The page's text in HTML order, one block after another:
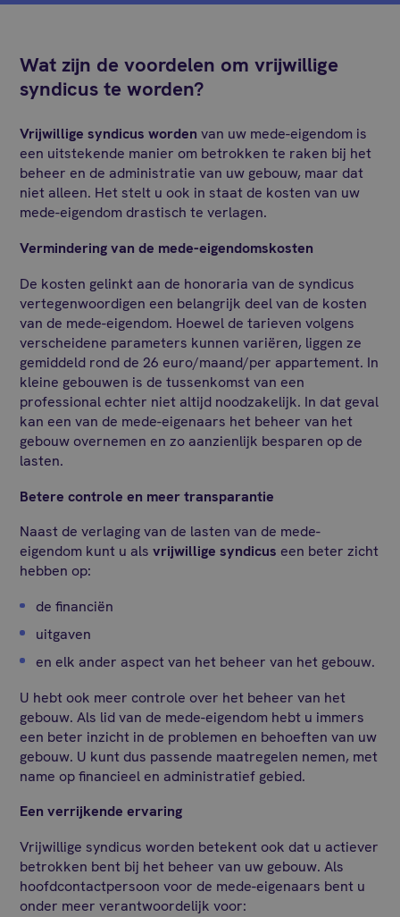
Wat zijn de voordelen om vrijwillige
syndicus te worden?
Vrijwillige syndicus worden van uw mede-eigendom is
een uitstekende manier om betrokken te raken bij het
beheer en de administratie van uw gebouw, maar dat
niet alleen. Het stelt u ook in staat de kosten van uw
mede-eigendom drastisch te verlagen.
Vermindering van de mede-eigendomskosten
De kosten gelinkt aan de honoraria van de syndicus
vertegenwoordigen een belangrijk deel van de kosten
van de mede-eigendom. Hoewel de tarieven volgens
verscheidene parameters kunnen variëren, liggen ze
gemiddeld rond de 26 euro/maand/per appartement. In
kleine gebouwen is de tussenkomst van een
professional echter niet altijd noodzakelijk. In dat geval
kan een van de mede-eigenaars het beheer van het
gebouw overnemen en zo aanzienlijk besparen op de
lasten.
Betere controle en meer transparantie
Naast de verlaging van de lasten van de mede-
eigendom kunt u alsvrijwillige syndicus een beter zicht
hebben op:
de financiën
uitgaven
en elk ander aspect van het beheer van het gebouw.
U hebt ook meer controle over het beheer van het
gebouw. Als lid van de mede-eigendom hebt u immers
een beter inzicht in de problemen en behoeften van uw
gebouw. U kunt dus passende maatregelen nemen, met
name op financieel en administratief gebied.
Een verrijkende ervaring
Vrijwillige syndicus worden betekent ook dat u actiever
betrokken bent bij het beheer van uw gebouw. Als
hoofdcontactpersoon voor de mede-eigenaars bent u
onder meer verantwoordelijk voor: